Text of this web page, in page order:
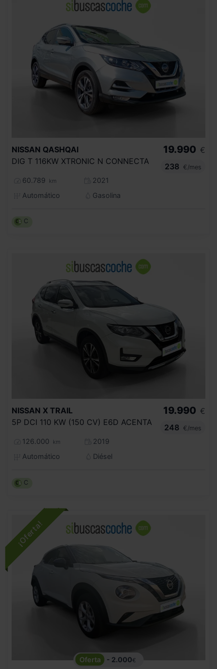
NISSAN QASHQAI
DIG T 116KW XTRONIC N CONNECTA
60.789 km
2021
Automático
Gasolina
19.990 €
238
€/mes
C
NISSAN X TRAIL
5P DCI 110 KW (150 CV) E6D ACENTA
126.000 km
2019
Automático
Diésel
19.990 €
248
€/mes
C
- 2.000€